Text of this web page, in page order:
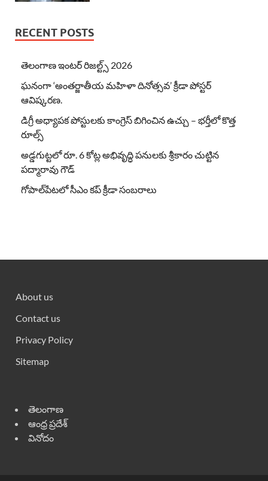
RECENT POSTS
తెలంగాణ ఇంటర్ రిజల్ట్స్ 2026
ఘనంగా ‘అంతర్జాతీయ మహిళా దినోత్సవ’ క్రీడా పోస్టర్
ఆవిష్కరణ.
డిగ్రీ అధ్యాపక పోస్టులకు కాంగ్రెస్ బిగించిన ఉచ్చు – భర్తీలో కొత్త
రూల్స్
అడ్డగుట్టలో రూ. 6 కోట్ల అభివృద్ధి పనులకు శ్రీకారం చుట్టిన
పద్మారావు గౌడ్
గోపాల్‌పేటలో సీఎం కప్ క్రీడా సంబరాలు
About us
Contact us
Privacy Policy
Sitemap
తెలంగాణ
ఆంధ్ర ప్రదేశ్
వినోదం